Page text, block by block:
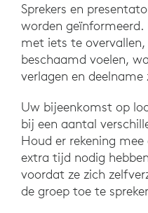
Sprekers en
worden
met iets te
beschaamd voelen,
verlagen en
Uw bijeenkomst op
bij een aantal
Houd er rekening
extra tijd nodig
voordat ze zich
de groep toe te